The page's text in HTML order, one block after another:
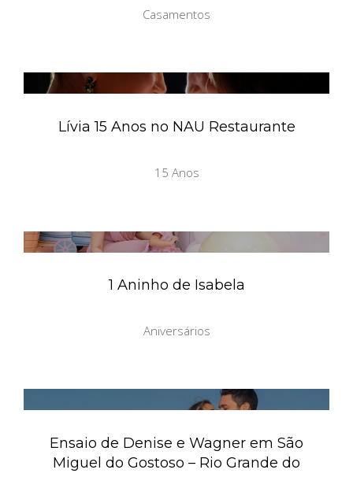
Casamentos
Lívia 15 Anos no NAU Restaurante
15 Anos
1 Aninho de Isabela
Aniversários
Ensaio de Denise e Wagner em São
Miguel do Gostoso – Rio Grande do